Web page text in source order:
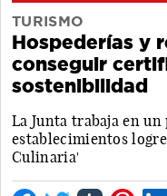
TURISMO
Hospederías y
conseguir
sostenibilidad
La Junta trabaja en
establecimientos
Culinaria'